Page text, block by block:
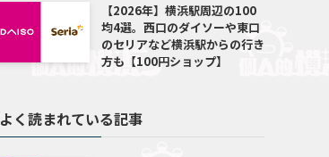
【2026年】横浜駅周辺の100
均4選。西口のダイソーや東口
のセリアなど横浜駅からの行き
方も【100円ショップ】
よく読まれている記事